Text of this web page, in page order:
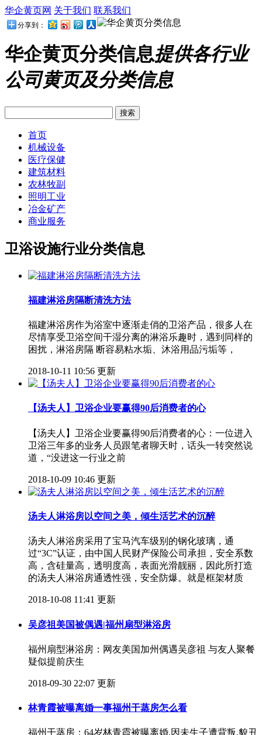
华企黄页网 关于我们 联系我们
分享到：
华企黄页分类信息提供各行业
公司黄页及分类信息
首页
机械设备
医疗保健
建筑材料
农林牧副
照明工业
冶金矿产
商业服务
卫浴设施行业分类信息
福建淋浴房隔断清洗方法
福建淋浴房作为浴室中逐渐走俏的卫浴产品，很多人在
尽情享受卫浴空间干湿分离的淋浴乐趣时，遇到同样的
困扰，淋浴房隔 断容易粘水垢、沐浴用品污垢等，
2018-10-11 10:56 更新
【汤夫人】卫浴企业要赢得90后消费者的心
【汤夫人】卫浴企业要赢得90后消费者的心：一位进入
卫浴三年多的业务人员跟笔者聊天时，话头一转突然说
道，“没进这一行业之前
2018-10-09 10:46 更新
汤夫人淋浴房以空间之美，倾生活艺术的沉醉
汤夫人淋浴房采用了宝马汽车级别的钢化玻璃，通
过“3C”认证，由中国人民财产保险公司承担，安全系数
高，含硅量高，透明度高，表面光滑靓丽，因此所打造
的汤夫人淋浴房通透性强，安全防爆。就是框架材质
2018-10-08 11:41 更新
吴彦祖美国被偶遇|福州扇型淋浴房
福州扇型淋浴房：​网友美国加州偶遇吴彦祖 与友人聚餐
疑似提前庆生
2018-09-30 22:07 更新
林青霞被曝离婚一事福州干蒸房怎么看
福州干蒸房：​64岁林青霞被曝离婚,因未生子遭背叛,貌丑